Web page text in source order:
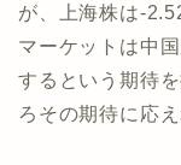
が、上海株は-
マーケットは中
するという期待
ろその期待に応